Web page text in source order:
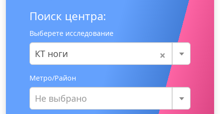
Поиск центра:
Выберете исследование
×
КТ ноги
Метро/Район
Не выбрано